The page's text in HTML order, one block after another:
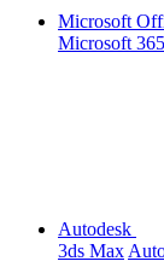
Microsoft
Microsoft 365
Autodesk
3ds Max